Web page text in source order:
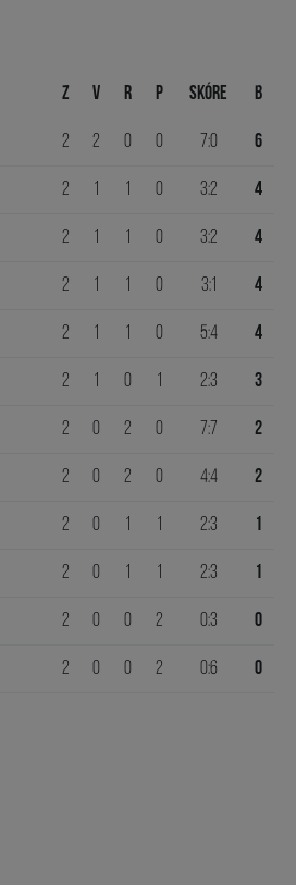
Z V R P Skóre B
2 2 0 0 7:0 6
2 1 1 0 3:2 4
2 1 1 0 3:2 4
2 1 1 0 3:1 4
2 1 1 0 5:4 4
2 1 0 1 2:3 3
2 0 2 0 7:7 2
2 0 2 0 4:4 2
2 0 1 1 2:3 1
2 0 1 1 2:3 1
2 0 0 2 0:3 0
2 0 0 2 0:6 0